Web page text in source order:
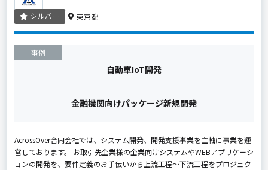
シルバー 東京都
事例
自動車IoT開発
金融機関向けパッケージ新規開発
AcrossOver合同会社では、システム開発、開発支援事業を主軸に事業を運
営しております。 お取引先企業様の企業向けシステムやWEBアプリケーシ
ョンの開発を、要件定義のお手伝いから上流工程～下流工程をプロジェク